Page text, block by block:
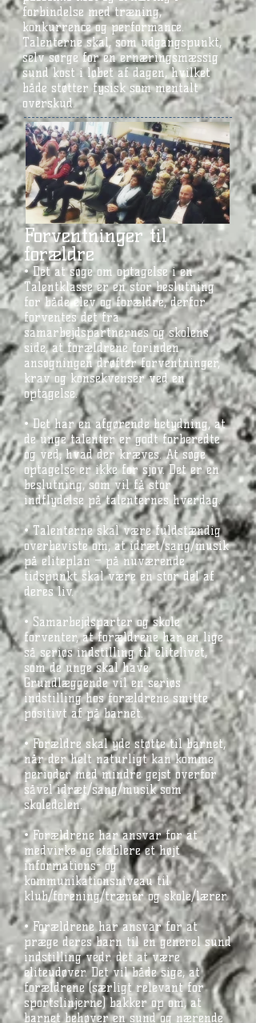
forbindelse med træning,
konkurrence og performance.
Talenterne skal, som udgangspunkt,
selv sørge for en ernæringsmæssig
sund kost i løbet af dagen, hvilket
både støtter fysisk som mentalt
overskud.
Forventninger til
forældre
• Det at søge om optagelse i en
Talentklasse er en stor beslutning
for både elev og forældre, derfor
forventes det fra
samarbejdspartnernes og skolens
side, at forældrene forinden
ansøgningen drøfter forventninger,
krav og konsekvenser ved en
optagelse.
• Det har en afgørende betydning, at
de unge talenter er godt forberedte
og ved, hvad der kræves. At søge
optagelse er ikke for sjov. Det er en
beslutning, som vil få stor
indflydelse på talenternes hverdag.
• Talenterne skal være fuldstændig
overbeviste om, at idræt/sang/musik
på eliteplan – på nuværende
tidspunkt skal være en stor del af
deres liv.
• Samarbejdsparter og skole
forventer, at forældrene har en lige
så seriøs indstilling til elitelivet,
som de unge skal have.
Grundlæggende vil en seriøs
indstilling hos forældrene smitte
positivt af på barnet.
• Forældre skal yde støtte til barnet,
når der helt naturligt kan komme
perioder med mindre gejst overfor
såvel idræt/sang/musik som
skoledelen.
• Forældrene har ansvar for at
medvirke og etablere et højt
informations- og
kommunikationsniveau til
klub/forening/træner og skole/lærer.
• Forældrene har ansvar for at
præge deres barn til en generel sund
indstilling vedr. det at være
eliteudøver. Det vil både sige, at
forældrene (særligt relevant for
sportslinjerne) bakker op om, at
barnet behøver en sund og nærende